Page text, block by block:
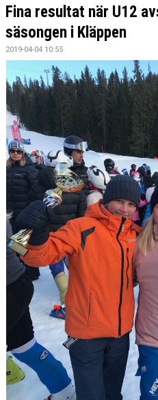
TÄVLING
KALENDER
SALTISBACKEN
DOKUMENT
KONTAKT
PARTNERSKAP
Fina resultat när U12
säsongen i Kläppen
2019-04-04 10:55